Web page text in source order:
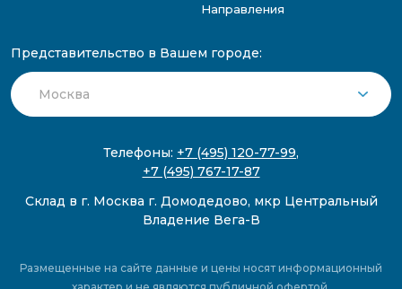
Направления
Представительство в Вашем городе:
Телефоны: +7 (495) 120-77-99,
+7 (495) 767-17-87
Склад в г. Москва г. Домодедово, мкр Центральный
Владение Вега-В
Размещенные на сайте данные и цены носят информационный